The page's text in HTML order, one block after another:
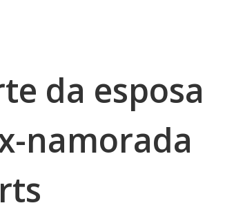
da esposa
namorada